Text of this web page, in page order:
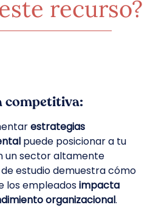
recurso?
competitiva:
estrategias
puede posicionar a tu
un sector altamente
estudio demuestra cómo
los empleadosimpacta
organizacional.